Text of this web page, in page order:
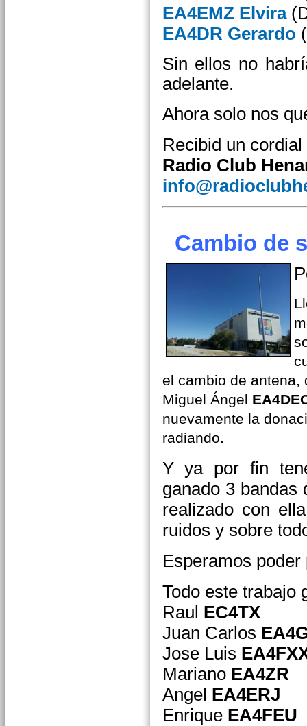
EA4EMZ Elvira
EA4DR Gerardo
Sin ellos no
adelante.
Ahora solo nos
Recibid un cordial
Radio Club
Cambio de
el cambio de antena,
Miguel Ángel
nuevamente la
radiando.
Y ya por fin
ganado 3 bandas
realizado con
ruidos y sobre
Esperamos
Todo este trabajo
Raul EC4TX
Juan Carlos
Jose Luis
Mariano EA4ZR
Angel EA4ERJ
Enrique EA4FEU